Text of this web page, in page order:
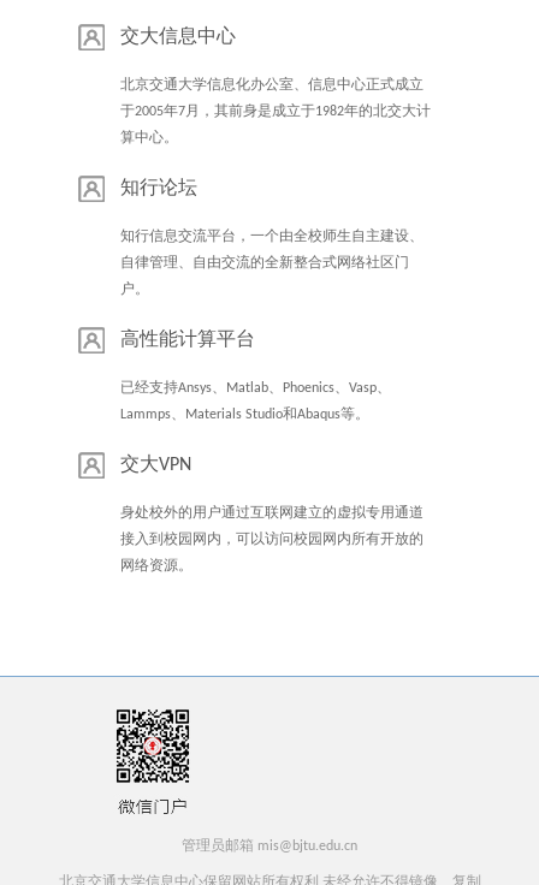
交大信息中心
北京交通大学信息化办公室、信息中心正式成立
于2005年7月，其前身是成立于1982年的北交大计
算中心。
知行论坛
知行信息交流平台，一个由全校师生自主建设、
自律管理、自由交流的全新整合式网络社区门
户。
高性能计算平台
已经支持Ansys、Matlab、Phoenics、Vasp、
Lammps、Materials Studio和Abaqus等。
交大VPN
身处校外的用户通过互联网建立的虚拟专用通道
接入到校园网内，可以访问校园网内所有开放的
网络资源。
管理员邮箱 mis@bjtu.edu.cn